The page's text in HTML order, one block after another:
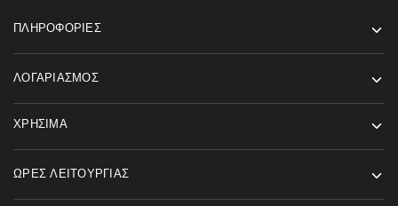
ΠΛΗΡΟΦΟΡΊΕΣ
ΛΟΓΑΡΙΑΣΜΌΣ
ΧΡΉΣΙΜΑ
ΏΡΕΣ ΛΕΙΤΟΥΡΓΊΑΣ